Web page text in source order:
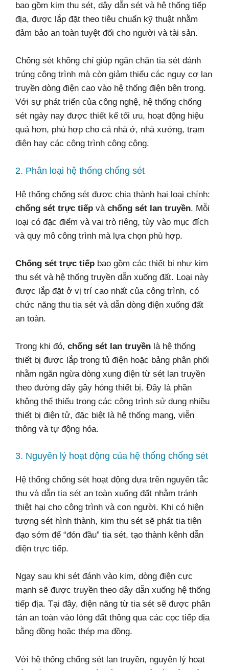
bao gồm kim thu sét, dây dẫn sét và hệ thống tiếp
địa, được lắp đặt theo tiêu chuẩn kỹ thuật nhằm
đảm bảo an toàn tuyệt đối cho người và tài sản.
Chống sét không chỉ giúp ngăn chặn tia sét đánh
trúng công trình mà còn giảm thiểu các nguy cơ lan
truyền dòng điện cao vào hệ thống điện bên trong.
Với sự phát triển của công nghệ, hệ thống chống
sét ngày nay được thiết kế tối ưu, hoạt động hiệu
quả hơn, phù hợp cho cả nhà ở, nhà xưởng, trạm
điện hay các công trình công cộng.
2. Phân loại hệ thống chống sét
Hệ thống chống sét được chia thành hai loại chính:
chống sét trực tiếp và chống sét lan truyền. Mỗi
loại có đặc điểm và vai trò riêng, tùy vào mục đích
và quy mô công trình mà lựa chọn phù hợp.
Chống sét trực tiếp bao gồm các thiết bị như kim
thu sét và hệ thống truyền dẫn xuống đất. Loại này
được lắp đặt ở vị trí cao nhất của công trình, có
chức năng thu tia sét và dẫn dòng điện xuống đất
an toàn.
Trong khi đó, chống sét lan truyền là hệ thống
thiết bị được lắp trong tủ điện hoặc bảng phân phối
nhằm ngăn ngừa dòng xung điện từ sét lan truyền
theo đường dây gây hỏng thiết bị. Đây là phần
không thể thiếu trong các công trình sử dụng nhiều
thiết bị điện tử, đặc biệt là hệ thống mạng, viễn
thông và tự động hóa.
3. Nguyên lý hoạt động của hệ thống chống sét
Hệ thống chống sét hoạt động dựa trên nguyên tắc
thu và dẫn tia sét an toàn xuống đất nhằm tránh
thiệt hại cho công trình và con người. Khi có hiện
tượng sét hình thành, kim thu sét sẽ phát tia tiên
đạo sớm để “đón đầu” tia sét, tạo thành kênh dẫn
điện trực tiếp.
Ngay sau khi sét đánh vào kim, dòng điện cực
mạnh sẽ được truyền theo dây dẫn xuống hệ thống
tiếp địa. Tại đây, điện năng từ tia sét sẽ được phân
tán an toàn vào lòng đất thông qua các cọc tiếp địa
bằng đồng hoặc thép mạ đồng.
Với hệ thống chống sét lan truyền, nguyên lý hoạt